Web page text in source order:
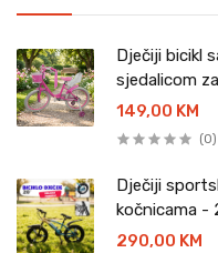
Dječiji bicikl
sjedalicom
149,00 KM
(0)
Dječiji
kočnicama -
290,00 KM